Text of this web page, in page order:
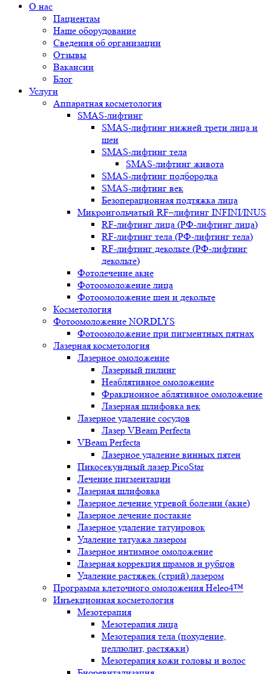
О нас
Пациентам
Наше оборудование
Сведения об организации
Отзывы
Вакансии
Блог
Услуги
Аппаратная косметология
SMAS-лифтинг
SMAS-лифтинг нижней трети лица и
шеи
SMAS-лифтинг тела
SMAS-лифтинг живота
SMAS-лифтинг подбородка
SMAS-лифтинг век
Безоперационная подтяжка лица
Микроигольчатый RF–лифтинг INFINI/INUS
RF-лифтинг лица (РФ-лифтинг лица)
RF-лифтинг тела (РФ-лифтинг тела)
RF-лифтинг декольте (РФ-лифтинг
декольте)
Фотолечение акне
Фотоомоложение лица
Фотоомоложение шеи и декольте
Косметология
Фотоомоложение NORDLYS
Фотоомоложение при пигментных пятнах
Лазерная косметология
Лазерное омоложение
Лазерный пилинг
Неаблятивное омоложение
Фракционное аблятивное омоложение
Лазерная шлифовка век
Лазерное удаление сосудов
Лазер VBeam Perfecta
VBeam Perfecta
Лазерное удаление винных пятен
Пикосекундный лазер PicoStar
Лечение пигментации
Лазерная шлифовка
Лазерное лечение угревой болезни (акне)
Лазерное лечение постакне
Лазерное удаление татуировок
Удаление татуажа лазером
Лазерное интимное омоложение
Лазерная коррекция шрамов и рубцов
Удаление растяжек (стрий) лазером
Программа клеточного омоложения Heleo4™
Инъекционная косметология
Мезотерапия
Мезотерапия лица
Мезотерапия тела (похудение,
целлюлит, растяжки)
Мезотерапия кожи головы и волос